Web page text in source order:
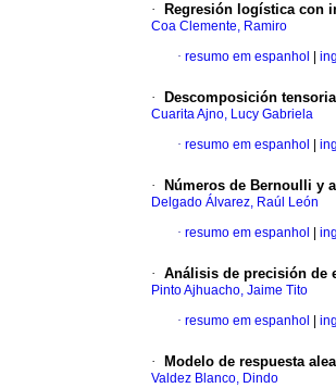
· Regresión logística con
Coa Clemente, Ramiro
· resumo em espanhol
· Descomposición
Cuarita Ajno, Lucy Gabriela
· resumo em espanhol
· Números de Bernoulli y
Delgado Álvarez, Raúl León
· resumo em espanhol
· Análisis de precisión de
Pinto Ajhuacho, Jaime Tito
· resumo em espanhol
· Modelo de respuesta
Valdez Blanco, Dindo